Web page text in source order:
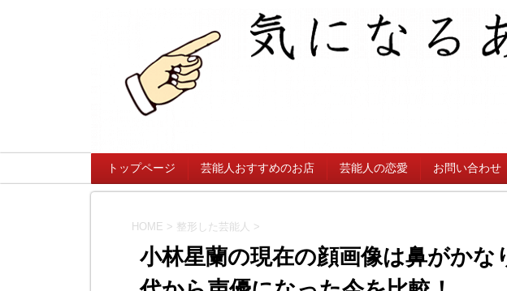
トップページ 芸能人おすすめのお店 芸能人の恋愛 お問い合わせ
HOME > 整形した芸能人 >
小林星蘭の現在の顔画像は鼻がかな